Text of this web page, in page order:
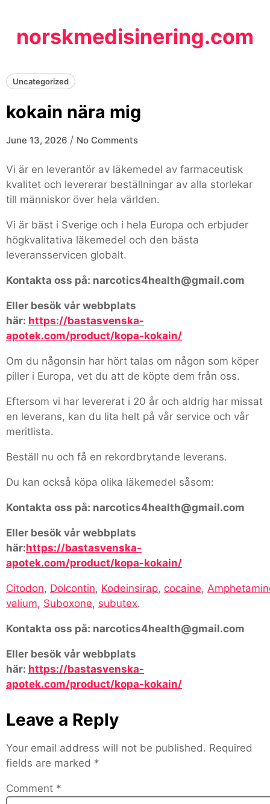
contentnorskmedisinering.com
Uncategorized
kokain nära mig
June 13, 2026 / No Comments
Vi är en leverantör av läkemedel av farmaceutisk
kvalitet och levererar beställningar av alla storlekar
till människor över hela världen.
Vi är bäst i Sverige och i hela Europa och erbjuder
högkvalitativa läkemedel och den bästa
leveransservicen globalt.
Kontakta oss på: narcotics4health@gmail.com
Eller besök vår webbplats
här: https://bastasvenska-
apotek.com/product/kopa-kokain/
Om du någonsin har hört talas om någon som köper
piller i Europa, vet du att de köpte dem från oss.
Eftersom vi har levererat i 20 år och aldrig har missat
en leverans, kan du lita helt på vår service och vår
meritlista.
Beställ nu och få en rekordbrytande leverans.
Du kan också köpa olika läkemedel såsom:
Kontakta oss på: narcotics4health@gmail.com
Eller besök vår webbplats
här:https://bastasvenska-
apotek.com/product/kopa-kokain/
Citodon, Dolcontin, Kodeinsirap, cocaine,
valium, Suboxone, subutex.
Kontakta oss på: narcotics4health@gmail.com
Eller besök vår webbplats
här: https://bastasvenska-
apotek.com/product/kopa-kokain/
Leave a Reply
Your email address will not be published. Required
fields are marked *
Comment *